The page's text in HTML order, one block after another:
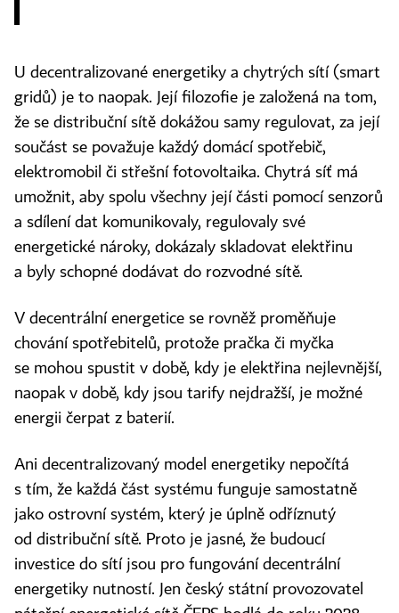
U decentralizované energetiky a chytrých sítí (smart
gridů) je to naopak. Její filozofie je založená na tom,
že se distribuční sítě dokážou samy regulovat, za její
součást se považuje každý domácí spotřebič,
elektromobil či střešní fotovoltaika. Chytrá síť má
umožnit, aby spolu všechny její části pomocí senzorů
a sdílení dat komunikovaly, regulovaly své
energetické nároky, dokázaly skladovat elektřinu
a byly schopné dodávat do rozvodné sítě.
V decentrální energetice se rovněž proměňuje
chování spotřebitelů, protože pračka či myčka
se mohou spustit v době, kdy je elektřina nejlevnější,
naopak v době, kdy jsou tarify nejdražší, je možné
energii čerpat z baterií.
Ani decentralizovaný model energetiky nepočítá
s tím, že každá část systému funguje samostatně
jako ostrovní systém, který je úplně odříznutý
od distribuční sítě. Proto je jasné, že budoucí
investice do sítí jsou pro fungování decentrální
energetiky nutností. Jen český státní provozovatel